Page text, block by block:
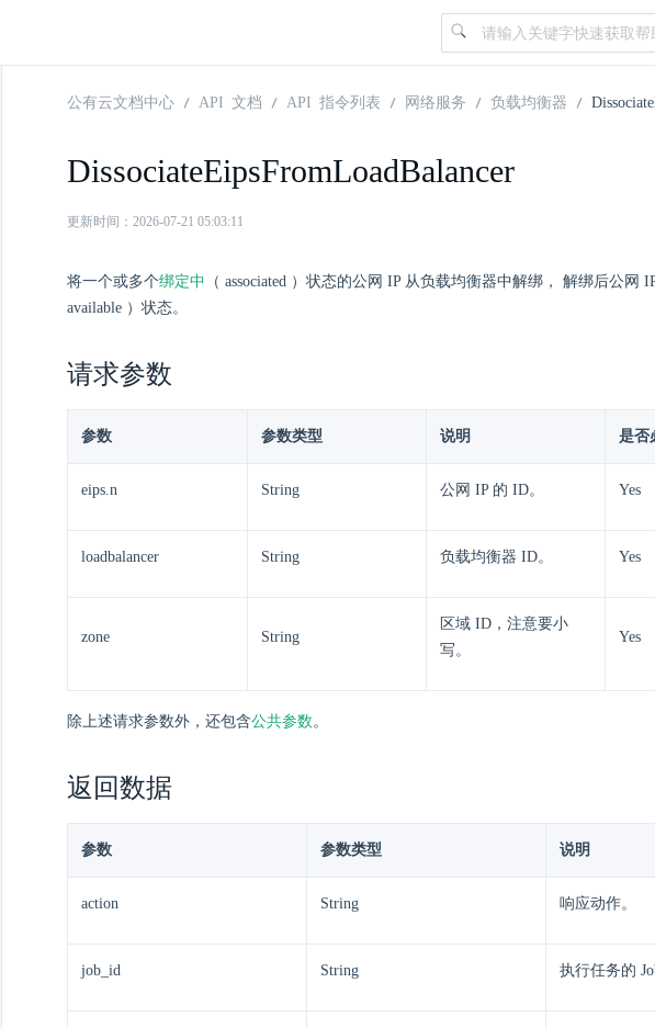
公有云文档中心 API 文档 API 指令列表 网络服务 负载均衡器
DissociateEipsFromLoadBalancer
更新时间：2026-07-21 05:03:11
将一个或多个绑定中 （ associated ）状态的公网 IP 从负载均衡器中解绑， 解绑后公网
available ）状态。
请求参数
参数 参数类型 说明 是否
eips.n String 公网 IP 的 ID。 Yes
loadbalancer String 负载均衡器 ID。 Yes
zone String
区域 ID，注意要小
写。
Yes
除上述请求参数外，还包含公共参数。
返回数据
参数 参数类型 说明
action String 响应动作。
job_id String 执行任务的